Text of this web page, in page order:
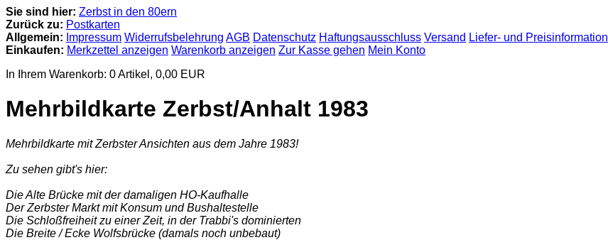
Sie sind hier: Zerbst in den 80ern
Zurück zu: Postkarten
Allgemein: Impressum Widerrufsbelehrung AGB Datenschutz Haftungsausschluss Versand Liefer- und Preisinformation
Einkaufen: Merkzettel anzeigen Warenkorb anzeigen Zur Kasse gehen Mein Konto
In Ihrem Warenkorb: 0Artikel, 0,00 EUR
Mehrbildkarte Zerbst/Anhalt 1983
Mehrbildkarte mit Zerbster Ansichten aus dem Jahre 1983!
Zu sehen gibt's hier:
Die Alte Brücke mit der damaligen HO-Kaufhalle
Der Zerbster Markt mit Konsum und Bushaltestelle
Die Schloßfreiheit zu einer Zeit, in der Trabbi's dominierten
Die Breite / Ecke Wolfsbrücke (damals noch unbebaut)